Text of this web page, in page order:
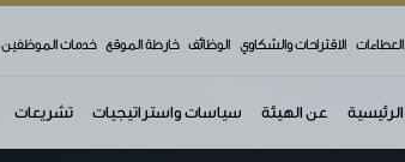
العطاءات الاقتراحات والشكاوي الوظائف خارطة الموقع خدمات الموظفين
الرئيسية عن الهيئة سياسات واستراتيجيات تشريعات